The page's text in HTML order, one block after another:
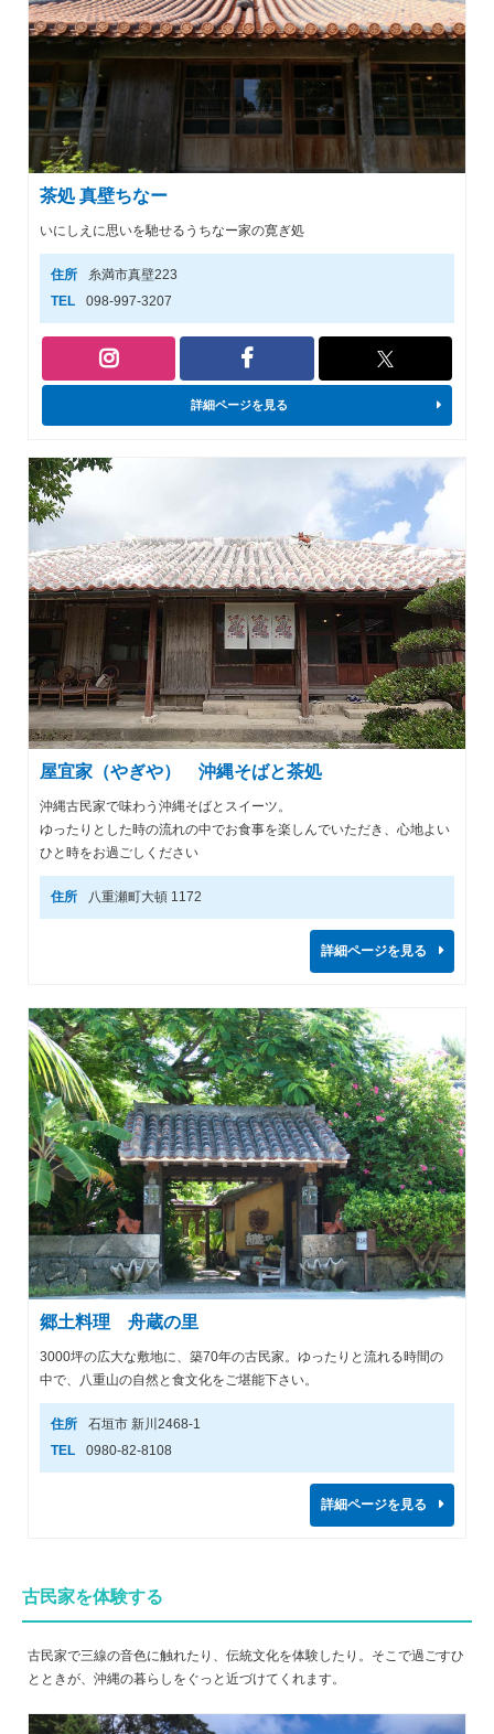
茶処 真壁ちなー
いにしえに思いを馳せるうちなー家の寛ぎ処
住所
糸満市真壁223
TEL
098-997-3207
詳細ページを見る
屋宜家（やぎや） 沖縄そばと茶処
沖縄古民家で味わう沖縄そばとスイーツ。
ゆったりとした時の流れの中でお食事を楽しんでいただき、心地よい
ひと時をお過ごしください
住所 八重瀬町大頓 1172
詳細ページを見る
郷土料理 舟蔵の里
3000坪の広大な敷地に、築70年の古民家。ゆったりと流れる時間の
中で、八重山の自然と食文化をご堪能下さい。
住所
石垣市 新川2468-1
TEL
0980-82-8108
詳細ページを見る
古民家を体験する
古民家で三線の音色に触れたり、伝統文化を体験したり。そこで過ごすひ
とときが、沖縄の暮らしをぐっと近づけてくれます。